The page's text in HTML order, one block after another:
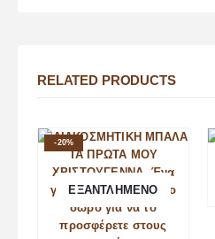
RELATED PRODUCTS
-20%
ΕΞΑΝΤΛΗΜΈΝΟ